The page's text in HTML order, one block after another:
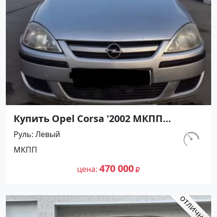
Купить Opel Corsa '2002 МКПП
(1200/75 л.с.) Бензин инжектор
Темрюк цвет Серебристый Хетчбэк
по цене 470000 рублей, объявление
№27491 на сайте Авторынок23
км.
Руль Левый
МКПП
цена 470 000